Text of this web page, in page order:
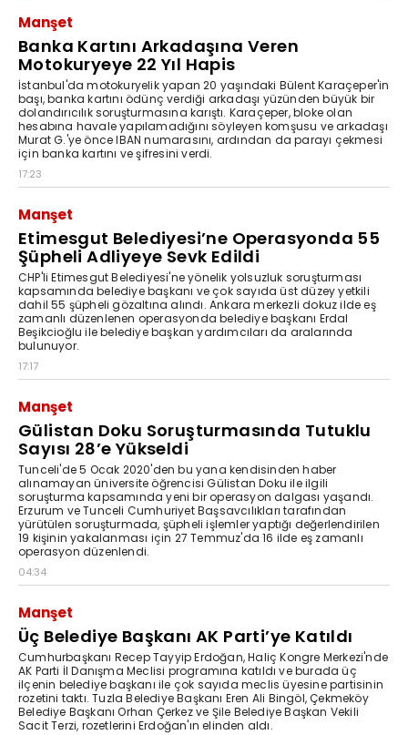
Manşet
Banka Kartını Arkadaşına Veren
Motokuryeye 22 Yıl Hapis
İstanbul'da motokuryelik yapan 20 yaşındaki Bülent Karaçeper'in
başı, banka kartını ödünç verdiği arkadaşı yüzünden büyük bir
dolandırıcılık soruşturmasına karıştı. Karaçeper, bloke olan
hesabına havale yapılamadığını söyleyen komşusu ve arkadaşı
Murat G.'ye önce IBAN numarasını, ardından da parayı çekmesi
için banka kartını ve şifresini verdi.
17:23
Manşet
Etimesgut Belediyesi’ne Operasyonda 55
Şüpheli Adliyeye Sevk Edildi
CHP'li Etimesgut Belediyesi'ne yönelik yolsuzluk soruşturması
kapsamında belediye başkanı ve çok sayıda üst düzey yetkili
dahil 55 şüpheli gözaltına alındı. Ankara merkezli dokuz ilde eş
zamanlı düzenlenen operasyonda belediye başkanı Erdal
Beşikcioğlu ile belediye başkan yardımcıları da aralarında
bulunuyor.
17:17
Manşet
Gülistan Doku Soruşturmasında Tutuklu
Sayısı 28’e Yükseldi
Tunceli'de 5 Ocak 2020'den bu yana kendisinden haber
alınamayan üniversite öğrencisi Gülistan Doku ile ilgili
soruşturma kapsamında yeni bir operasyon dalgası yaşandı.
Erzurum ve Tunceli Cumhuriyet Başsavcılıkları tarafından
yürütülen soruşturmada, şüpheli işlemler yaptığı değerlendirilen
19 kişinin yakalanması için 27 Temmuz'da 16 ilde eş zamanlı
operasyon düzenlendi.
04:34
Manşet
Üç Belediye Başkanı AK Parti’ye Katıldı
Cumhurbaşkanı Recep Tayyip Erdoğan, Haliç Kongre Merkezi'nde
AK Parti İl Danışma Meclisi programına katıldı ve burada üç
ilçenin belediye başkanı ile çok sayıda meclis üyesine partisinin
rozetini taktı. Tuzla Belediye Başkanı Eren Ali Bingöl, Çekmeköy
Belediye Başkanı Orhan Çerkez ve Şile Belediye Başkan Vekili
Sacit Terzi, rozetlerini Erdoğan'ın elinden aldı.